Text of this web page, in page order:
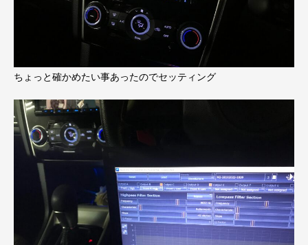
ちょっと確かめたい事あったのでセッティング